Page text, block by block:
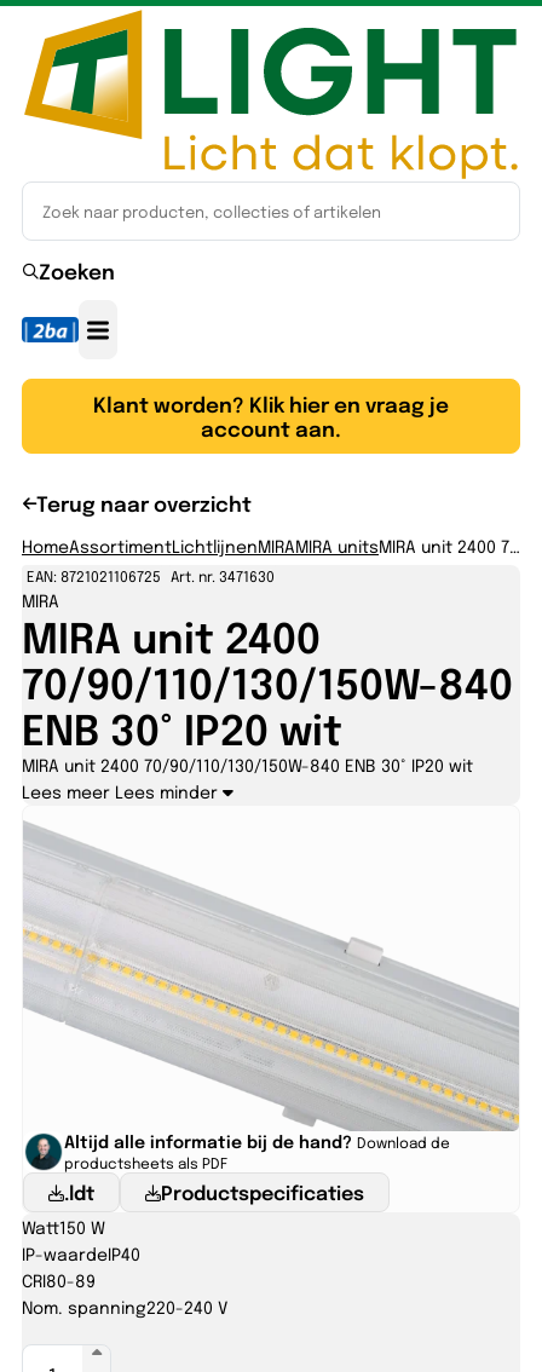
Zoeken
Klant worden? Klik hier en vraag je
account aan.
Terug naar overzicht
HomeAssortimentLichtlijnenMIRAMIRA unitsMIRA unit 2400 70/90/110/130/150W-840 ENB 30° IP20 wit
EAN: 8721021106725 Art. nr. 3471630
MIRA
MIRA unit 2400
70/90/110/130/150W-840
ENB 30° IP20 wit
MIRA unit 2400 70/90/110/130/150W-840 ENB 30° IP20 wit
Lees meer Lees minder
Altijd alle informatie bij de hand? Download de
productsheets als PDF
.ldt Productspecificaties
Watt150 W
IP-waardeIP40
CRI80-89
Nom. spanning220-240 V
MIRA